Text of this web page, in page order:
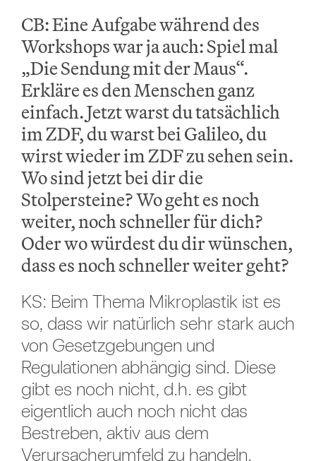
CB: Eine Aufgabe während des
Workshops war ja auch: Spiel mal
„Die Sendung mit der Maus“.
Erkläre es den Menschen ganz
einfach. Jetzt warst du tatsächlich
im ZDF, du warst bei Galileo, du
wirst wieder im ZDF zu sehen sein.
Wo sind jetzt bei dir die
Stolpersteine? Wo geht es noch
weiter, noch schneller für dich?
Oder wo würdest du dir wünschen,
dass es noch schneller weiter geht?
KS: Beim Thema Mikroplastik ist es
so, dass wir natürlich sehr stark auch
von Gesetzgebungen und
Regulationen abhängig sind. Diese
gibt es noch nicht, d.h. es gibt
eigentlich auch noch nicht das
Bestreben, aktiv aus dem
Verursacherumfeld zu handeln.